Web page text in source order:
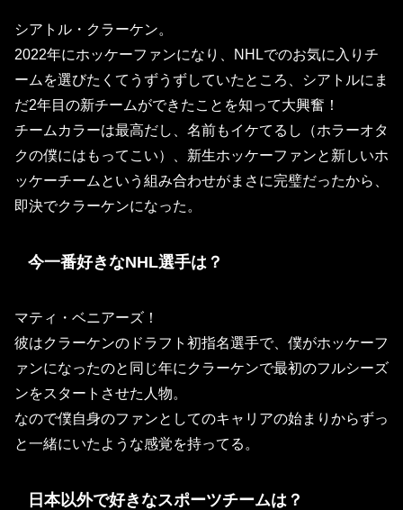
シアトル・クラーケン。
2022年にホッケーファンになり、NHLでのお気に入りチ
ームを選びたくてうずうずしていたところ、シアトルにま
だ2年目の新チームができたことを知って大興奮！
チームカラーは最高だし、名前もイケてるし（ホラーオタ
クの僕にはもってこい）、新生ホッケーファンと新しいホ
ッケーチームという組み合わせがまさに完璧だったから、
即決でクラーケンになった。
今一番好きなNHL選手は？
マティ・ベニアーズ！
彼はクラーケンのドラフト初指名選手で、僕がホッケーフ
ァンになったのと同じ年にクラーケンで最初のフルシーズ
ンをスタートさせた人物。
なので僕自身のファンとしてのキャリアの始まりからずっ
と一緒にいたような感覚を持ってる。
日本以外で好きなスポーツチームは？